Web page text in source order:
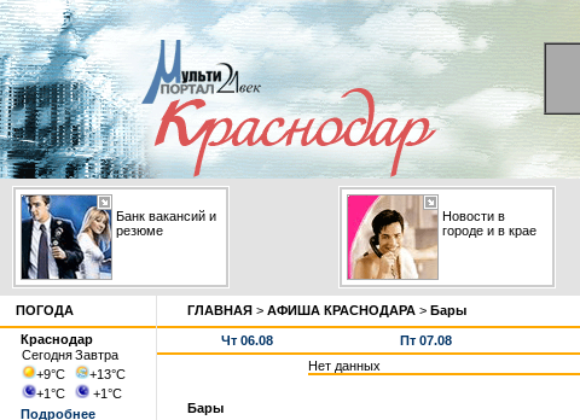
Банк вакансий и
резюме
Новости в
городе и в крае
ПОГОДА
Краснодар
СегодняЗавтра
+9°С +13°С
+1°С +1°С
Подробнее
ГЛАВНАЯ > АФИША КРАСНОДАРА > Бары
Чт 06.08 Пт 07.08
Нет данных
Бары